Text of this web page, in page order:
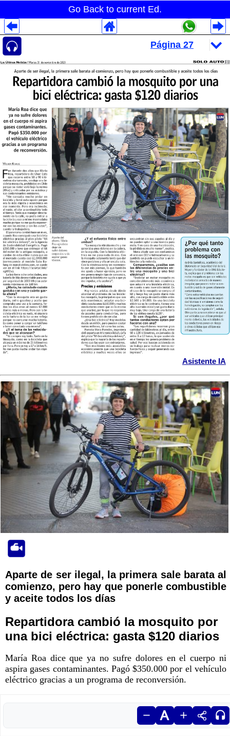
Go Back to current Ed.
Asistente IA
Aparte de ser ilegal, la primera sale barata al
comienzo, pero hay que ponerle combustible
y aceite todos los días
Repartidora cambió la mosquito por
una bici eléctrica: gasta $120 diarios
María Roa dice que ya no sufre dolores en el cuerpo ni
aspira gases contaminantes. Pagó $350.000 por el vehículo
eléctrico gracias a un programa de reconversión.
Despliegues Analytics
Despliegues Totales
Despliegues por Rubros